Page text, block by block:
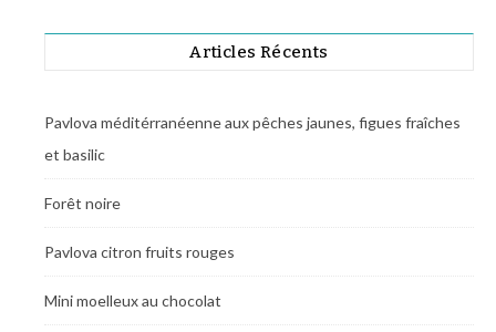
Articles Récents
Pavlova méditérranéenne aux pêches jaunes, figues fraîches
et basilic
Forêt noire
Pavlova citron fruits rouges
Mini moelleux au chocolat